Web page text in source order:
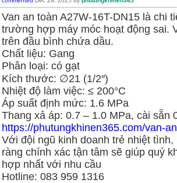
Van an toàn A27W-16T-DN15 là chi
trường hợp máy móc hoạt động sai.
trên đầu bình chứa dầu.
Chất liệu: Gang
Phân loại: có gạt
Kích thước: ∅21 (1/2″)
Nhiệt độ làm việc: ≤ 200°C
Áp suất định mức: 1.6 MPa
Thang xả áp: 0.7 – 1.0 MPa, cài sẵn
https://phutungkhinen365.com/van-
Với đội ngũ kinh doanh trẻ nhiệt
ràng chính xác tận tâm sẽ giúp quý
hợp nhất với nhu cầu
Hotline: 083 959 1316